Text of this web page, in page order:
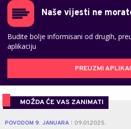
Naše vijesti ne
Budite bolje informisani od drugih,
aplikaciju
PREUZMI
MOŽDA ĆE VAS ZANIMATI
POVODOM 9. JANUARA 09.01.2025.